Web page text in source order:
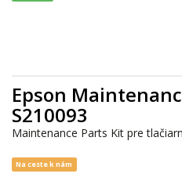
Epson
S210093
Maintenance Parts Kit pre
Na ceste k nám